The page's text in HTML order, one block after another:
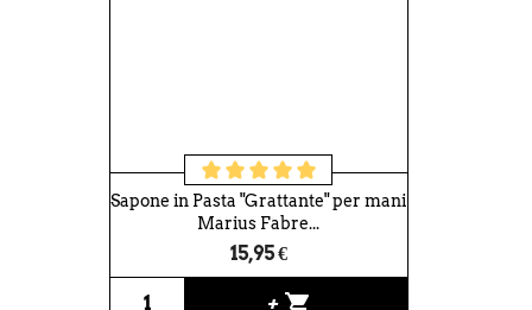
Sapone in Pasta "Grattante" per mani
Marius Fabre...
15,95 €
+ shopping_cart